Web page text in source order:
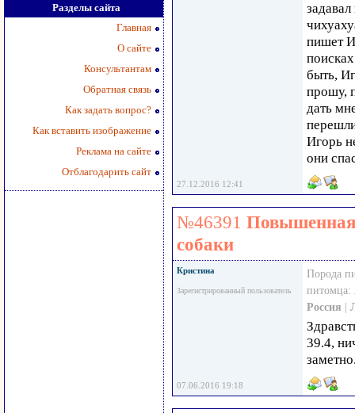
Разделы сайта
Главная
О сайте
Консультантам
Обратная связь
Как задать вопрос?
Как вставить изображение
Реклама на сайте
Отблагодарить сайт
пишет
быть,
прошу,
дать
Игорь
они
27.12.2016 12:41
№46391 Повышенная
собаки
Кристина
Зарегистрированный пользователь
Порода
питомца:
Россия |
39.4,
07.06.2016 19:18